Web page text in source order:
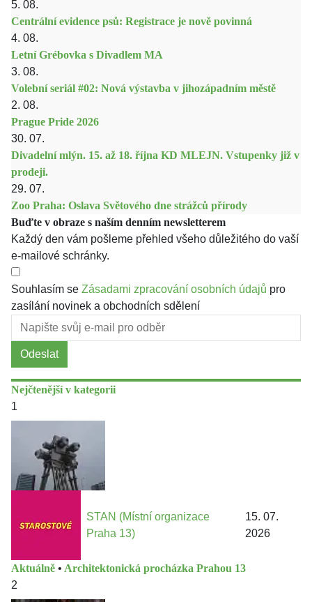
5. 08.
Centrální evidence psů: Registrace je nově povinná
4. 08.
Letní Grébovka s Divadlem MA
3. 08.
Volební seriál #02: Nová výstavba v jihozápadním městě
2. 08.
Prague Pride 2026
30. 07.
Divadelní mlýn. 15. až 18. října KD MLEJN. Vstupenky již v
prodeji.
29. 07.
Zoo Praha: Oslava Světového dne strážců přírody
Buďte v obraze s naším denním newsletterem
Každý den vám pošleme přehled všeho důležitého do vaší
e-mailové schránky.
Souhlasím se Zásadami zpracování osobních údajů pro
zasílání novinek a obchodních sdělení
Odeslat
Nejčtenější v kategorii
1
STAN (Místní organizace
Praha 13)
15. 07.
2026
Aktuálně • Architektonická procházka Prahou 13
2